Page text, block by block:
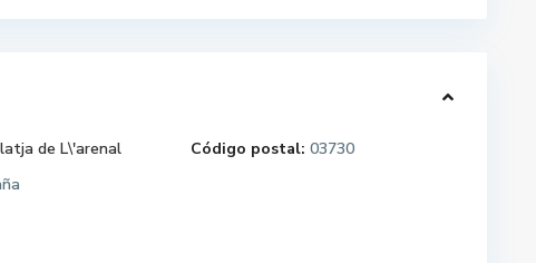
de L\'arenal Código postal: 03730